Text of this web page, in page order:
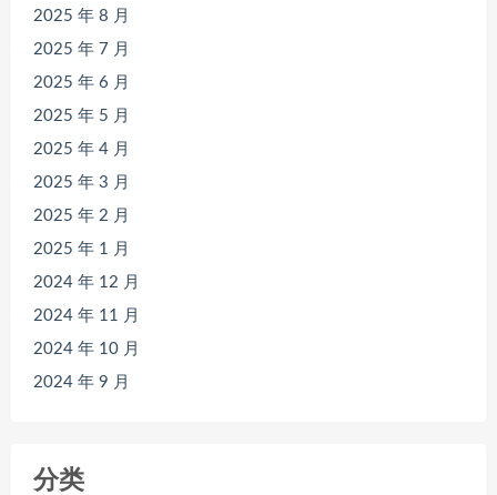
2025 年 8 月
2025 年 7 月
2025 年 6 月
2025 年 5 月
2025 年 4 月
2025 年 3 月
2025 年 2 月
2025 年 1 月
2024 年 12 月
2024 年 11 月
2024 年 10 月
2024 年 9 月
分类